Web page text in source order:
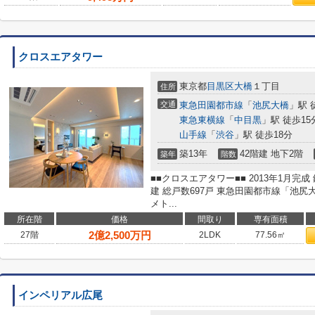
クロスエアタワー
住所 東京都目黒区大橋 １丁目
交通 東急田園都市線 「 池尻大橋 」駅
東急東横線 「 中目黒 」駅 徒歩15
山手線 「 渋谷 」駅 徒歩18分
築年 築13年 階数 42階建 地下2階
■■クロスエアタワー■■ 2013年1月完成
建 総戸数697戸 東急田園都市線「池尻
メト...
所在階 価格 間取り
専有面積
27階
2億2,500万円 2LDK 77.56㎡
インペリアル広尾